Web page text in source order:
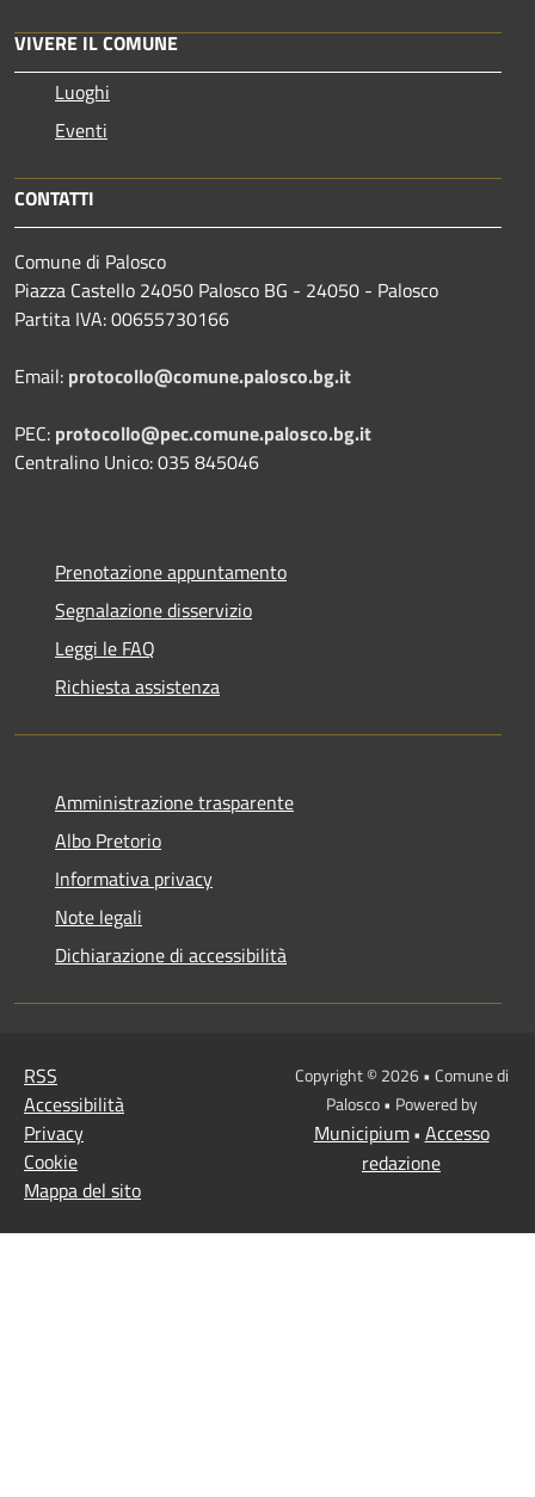
VIVERE IL COMUNE
Luoghi
Eventi
CONTATTI
Comune di Palosco
Piazza Castello 24050 Palosco BG - 24050 - Palosco
Partita IVA: 00655730166
Email: protocollo@comune.palosco.bg.it
PEC: protocollo@pec.comune.palosco.bg.it
Centralino Unico: 035 845046
Prenotazione appuntamento
Segnalazione disservizio
Leggi le FAQ
Richiesta assistenza
Amministrazione trasparente
Albo Pretorio
Informativa privacy
Note legali
Dichiarazione di accessibilità
RSS
Accessibilità
Privacy
Cookie
Mappa del sito
Copyright © 2026 • Comune di
Palosco • Powered by
Municipium• Accesso
redazione